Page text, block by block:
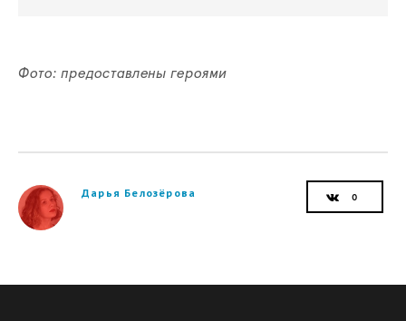
Фото: предоставлены героями
Дарья Белозёрова